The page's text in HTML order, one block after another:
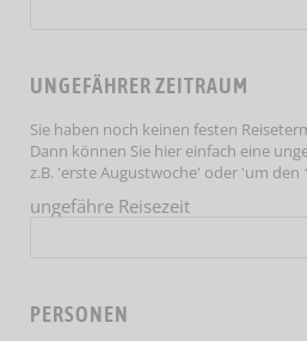
UNGEFÄHRER ZEITRAUM
Sie haben noch keinen festen
Dann können Sie hier einfach eine
z.B. 'erste Augustwoche' oder 'um den
ungefähre Reisezeit
PERSONEN